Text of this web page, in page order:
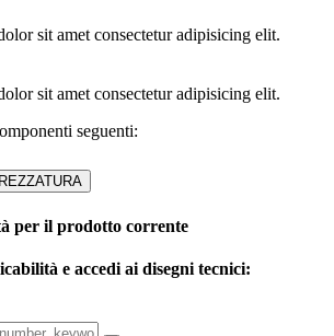
sit amet consectetur adipisicing elit.
sit amet consectetur adipisicing elit.
seguenti:
per il prodotto corrente
e accedi ai disegni tecnici: